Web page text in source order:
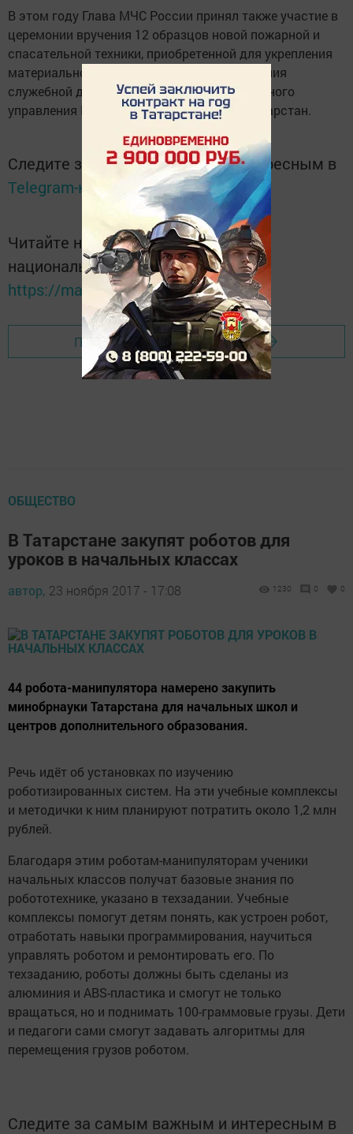
В этом году Глава МЧС России принял также участие в
церемонии вручения 12 образцов новой пожарной и
спасательной техники, приобретенной для укрепления
материально-технической базы и обеспечения
служебной деятельности сотрудников Главного
управления МЧС России по Республике Татарстан.
Следите за самым важным и интересным в
Telegram-канале
Татмедиа
Читайте новости Татарстана в
национальном мессенджере MАХ:
https://max.ru/tatmedia
Перейти на страницу новости
ОБЩЕСТВО
В Татарстане закупят роботов для
уроков в начальных классах
автор, 23 ноября 2017 - 17:08 1230 0 0
44 робота-манипулятора намерено закупить
минобрнауки Татарстана для начальных школ и
центров дополнительного образования.
Речь идёт об установках по изучению
роботизированных систем. На эти учебные комплексы
и методички к ним планируют потратить около 1,2 млн
рублей.
Благодаря этим роботам-манипуляторам ученики
начальных классов получат базовые знания по
робототехнике, указано в техзадании. Учебные
комплексы помогут детям понять, как устроен робот,
отработать навыки программирования, научиться
управлять роботом и ремонтировать его. По
техзаданию, роботы должны быть сделаны из
алюминия и ABS-пластика и смогут не только
вращаться, но и поднимать 100-граммовые грузы. Дети
и педагоги сами смогут задавать алгоритмы для
перемещения грузов роботом.
Следите за самым важным и интересным в